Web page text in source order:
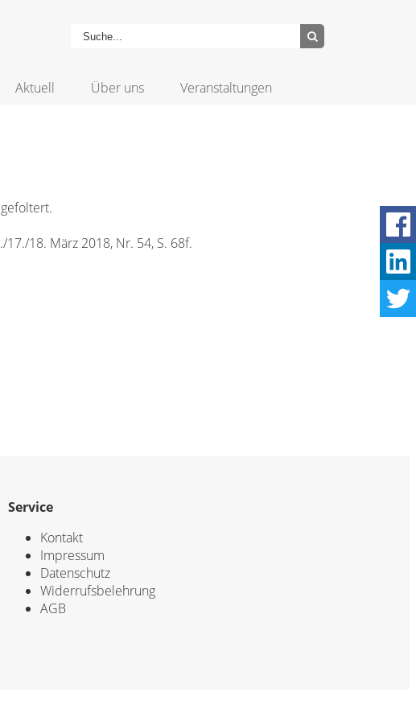
Aktuell Über uns Veranstaltungen
18. März 2018, Nr. 54, S. 68f.
Service
Kontakt
Impressum
Datenschutz
Widerrufsbelehrung
AGB